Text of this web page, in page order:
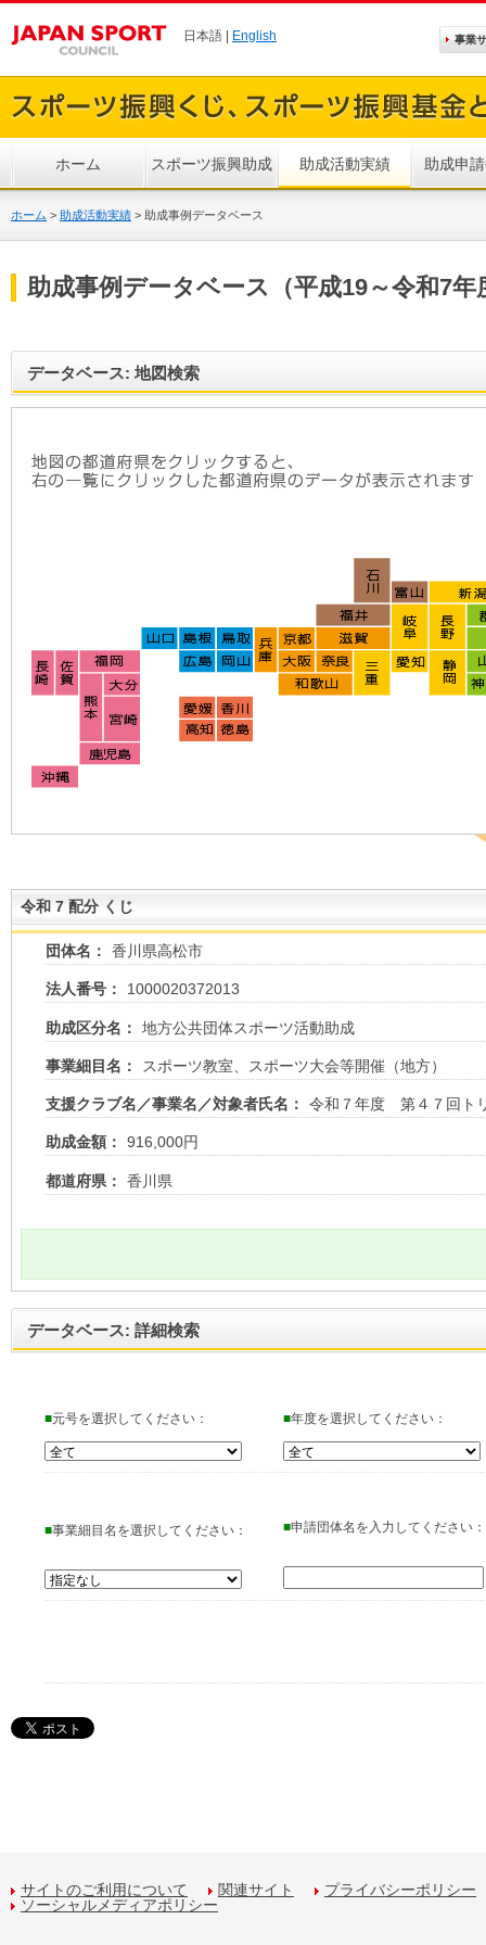
日本語 | English 事業
ホーム スポーツ振興助成 助成活動実績 助成申
ホーム > 助成活動実績 > 助成事例データベース
助成事例データベース（平成19～令和7年
データベース: 地図検索
令和 7 配分 くじ
団体名： 香川県高松市
法人番号： 1000020372013
助成区分名： 地方公共団体スポーツ活動助成
事業細目名： スポーツ教室、スポーツ大会等開催（地方）
支援クラブ名／事業名／対象者氏名： 令和７年度 第４７回ト
助成金額： 916,000円
都道府県： 香川県
データベース: 詳細検索
■元号を選択してください： ■年度を選択してください：
■事業細目名を選択してください： ■申請団体名を入力してください：
サイトのご利用について 関連サイト
プライバシーポリシー
ソーシャルメディアポリシー